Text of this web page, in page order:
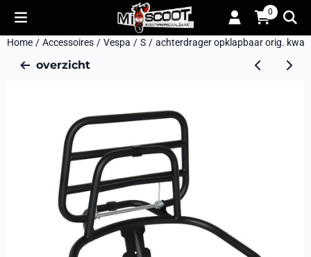
Cookievoorkeuren zijn momenteel gesloten. 0
Home / Accessoires / Vespa / S / achterdrager opklapbaar orig.
overzicht